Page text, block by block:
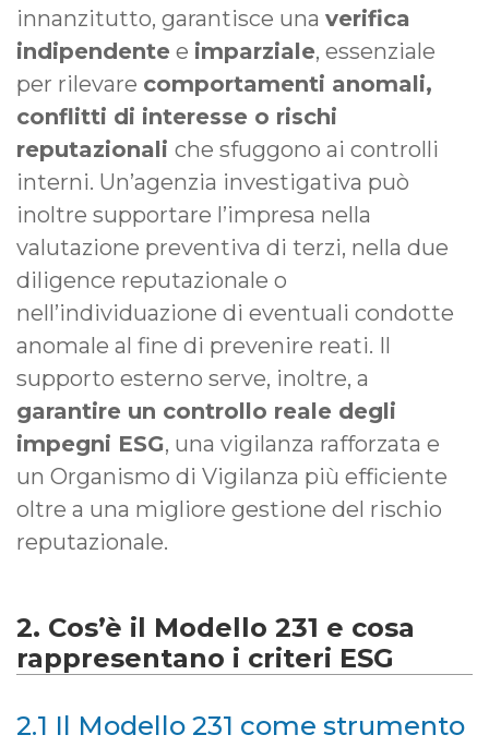
innanzitutto, garantisce una verifica
indipendente e imparziale, essenziale
per rilevare comportamenti anomali,
conflitti di interesse o rischi
reputazionali che sfuggono ai controlli
interni. Un’agenzia investigativa può
inoltre supportare l’impresa nella
valutazione preventiva di terzi, nella due
diligence reputazionale o
nell’individuazione di eventuali condotte
anomale al fine di prevenire reati. Il
supporto esterno serve, inoltre, a
garantire un controllo reale degli
impegni ESG, una vigilanza rafforzata e
un Organismo di Vigilanza più efficiente
oltre a una migliore gestione del rischio
reputazionale.
2. Cos’è il Modello 231 e cosa
rappresentano i criteri ESG
2.1 Il Modello 231 come strumento